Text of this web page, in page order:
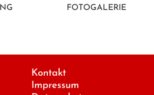
FOTO­GALERIE
Kontakt
Impressum